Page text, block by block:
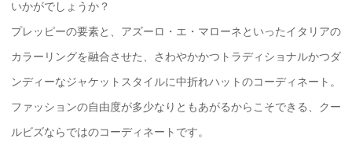
いかがでしょうか？
プレッピーの要素と、アズーロ・エ・マローネといったイタリアの
カラーリングを融合させた、さわやかかつトラディショナルかつダ
ンディーなジャケットスタイルに中折れハットのコーディネート。
ファッションの自由度が多少なりともあがるからこそできる、クー
ルビズならではのコーディネートです。